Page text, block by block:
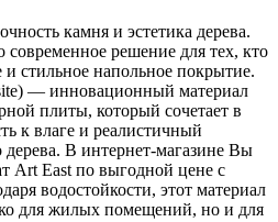
камня и эстетика дерева.
решение для тех, кто
стильное напольное покрытие.
— инновационный материал
плиты, который сочетает в
к влаге и реалистичный
В интернет-магазине Вы
Art East по выгодной цене с
водостойкости, этот материал
для жилых помещений, но и для